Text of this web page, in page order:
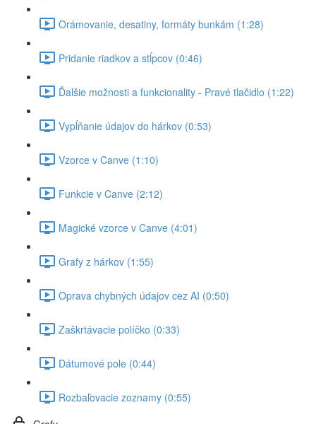
Orámovanie, desatiny, formáty bunkám (1:28)
Pridanie riadkov a stĺpcov (0:46)
Ďalšie možnosti a funkcionality - Pravé tlačidlo (1:22)
Vypĺňanie údajov do hárkov (0:53)
Vzorce v Canve (1:10)
Funkcie v Canve (2:12)
Magické vzorce v Canve (4:01)
Grafy z hárkov (1:55)
Oprava chybných údajov cez AI (0:50)
Zaškrtávacie políčko (0:33)
Dátumové pole (0:44)
Rozbaľovacie zoznamy (0:55)